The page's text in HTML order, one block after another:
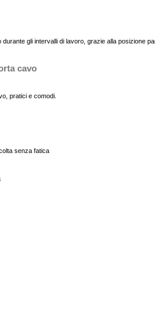
gli intervalli di lavoro, grazie alla posizione
cavo
pratici e comodi.
senza fatica